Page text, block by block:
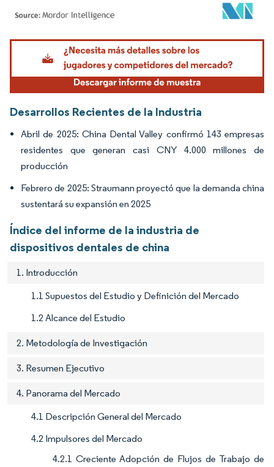
Imagen © Mordor Intelligence. El uso requiere atribución según CC BY 4.0.
Desarrollos Recientes de la Industria
Abril de 2025: China Dental Valley confirmó 143 empresas
residentes que generan casi CNY 4.000 millones de
producción
Febrero de 2025: Straumann proyectó que la demanda china
sustentará su expansión en 2025
Índice del informe de la industria de
dispositivos dentales de china
1. Introducción
1.1 Supuestos del Estudio y Definición del Mercado
1.2 Alcance del Estudio
2. Metodología de Investigación
3. Resumen Ejecutivo
4. Panorama del Mercado
4.1 Descripción General del Mercado
4.2 Impulsores del Mercado
4.2.1 Creciente Adopción de Flujos de Trabajo de